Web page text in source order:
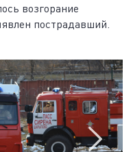
возгорание
пострадавший.